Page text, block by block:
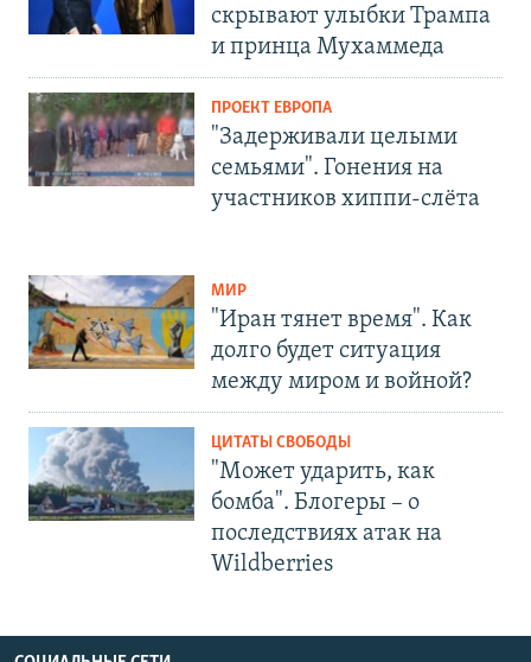
скрывают улыбки Трампа
и принца Мухаммеда
ПРОЕКТ ЕВРОПА
"Задерживали целыми
семьями". Гонения на
участников хиппи-слёта
МИР
"Иран тянет время". Как
долго будет ситуация
между миром и войной?
ЦИТАТЫ СВОБОДЫ
"Может ударить, как
бомба". Блогеры – о
последствиях атак на
Wildberries